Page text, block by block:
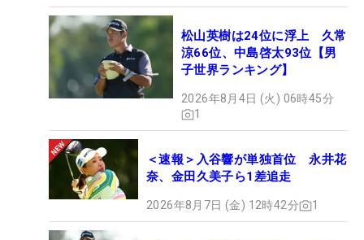
松山英樹は24位に浮上 久常
涼66位、中島啓太93位【男
子世界ランキング】
2026年8月4日 (火) 06時45分
1
＜速報＞入谷響が単独首位 永井花
奈、金田久美子ら1差追走
2026年8月7日 (金) 12時42分 1